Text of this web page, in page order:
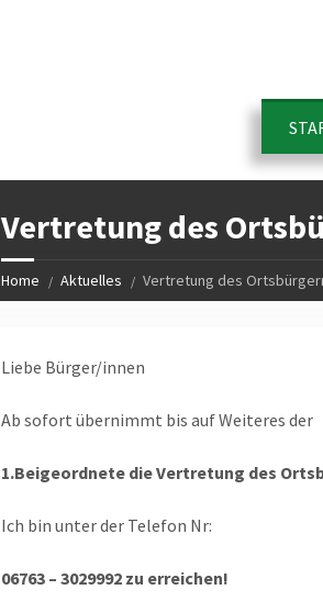
Vertretung des
Home Aktuelles Vertretung des
Liebe Bürger/innen
Ab sofort übernimmt bis auf Weiteres der
1.Beigeordnete die Vertretung des
Ich bin unter der Telefon Nr:
06763 – 3029992 zu erreichen!